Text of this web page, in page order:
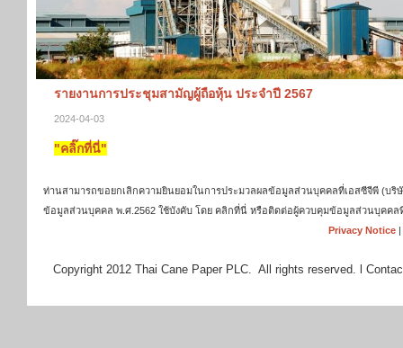
รายงานการประชุมสามัญผู้ถือหุ้น ประจำปี 2567
2024-04-03
"คลิ๊กที่นี่"
ท่านสามารถขอยกเลิกความยินยอมในการประมวลผลข้อมูลส่วนบุคคลที่เอสซีจีพี (บ
ข้อมูลส่วนบุคคล พ.ศ.2562 ใช้บังคับ โดย คลิกที่นี่ หรือติดต่อผู้ควบคุมข้อมูลส่วนบุคคล
Privacy Notice|
Copyright 2012 Thai Cane Paper PLC. All rights reserved. l